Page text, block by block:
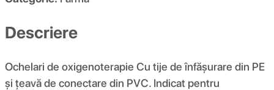
Descriere
Ochelari de oxigenoterapie Cu tije de înfășurare din PE
și țeavă de conectare din PVC. Indicat pentru